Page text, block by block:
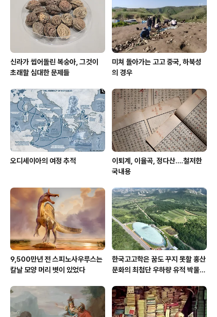
신라가 씹어돌린 복숭아, 그것이
초래할 심대한 문제들
미쳐 돌아가는 고고 중국, 하북성
의 경우
오디세이아의 여정 추적
이퇴계, 이율곡, 정다산....철저한
국내용
9,500만년 전 스피노사우루스는
칼날 모양 머리 볏이 있었다
한국고고학은 꿈도 꾸지 못할 홍산
문화의 최첨단 우하량 유적 박물관